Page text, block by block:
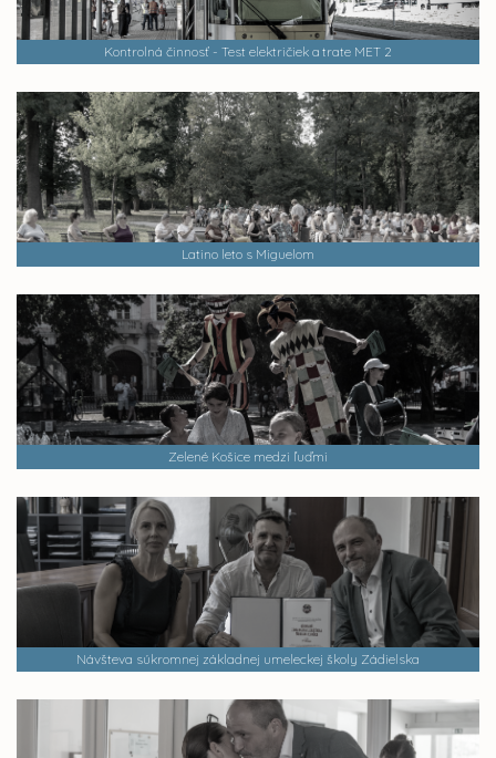
Kontrolná činnosť - Test električiek a trate MET 2
Latino leto s Miguelom
Zelené Košice medzi ľuďmi
Návšteva súkromnej základnej umeleckej školy Zádielska